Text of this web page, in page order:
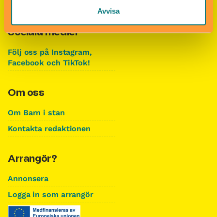
Avvisa
Sociala medier
Följ oss på Instagram,
Facebook och TikTok!
Om oss
Om Barn i stan
Kontakta redaktionen
Arrangör?
Annonsera
Logga in som arrangör